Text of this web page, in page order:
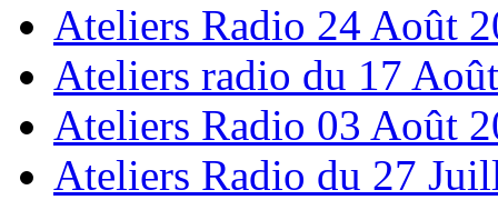
Ateliers Radio 24 Août
Ateliers radio du 17
Ateliers Radio 03 Août
Ateliers Radio du 27